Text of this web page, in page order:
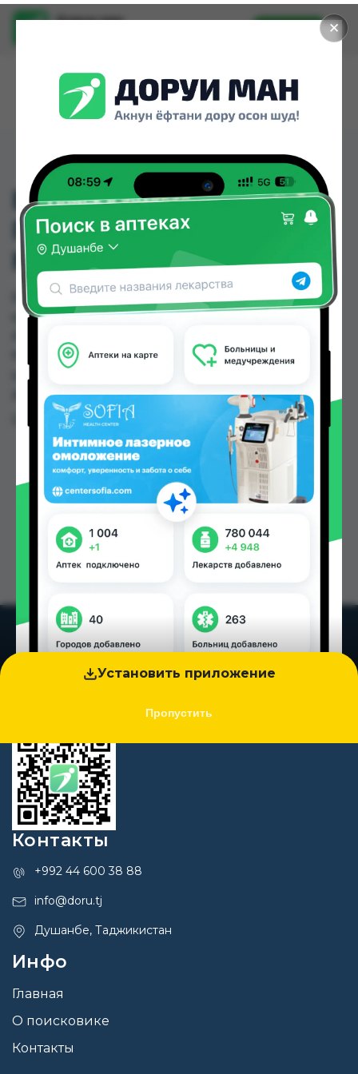
✕
Установить приложение
Пропустить
Доруи ман
Установить
БЕЛКАРНИТИН
ПИТЬЕВОЙ 1Г 10МЛ
№10
БЕЛКАРНИТИН ПИТЬЕВОЙ 1Г 10МЛ №10 можно
купить или заказать в аптеках, GS Дорухона,
№1, Дорухона +7, Дорухона Аптечка-TJ №3 по
других городах Таджикистана
Цена: от115.00 TJS
Контакты
+992 44 600 38 88
info@doru.tj
Душанбе, Таджикистан
Инфо
Главная
О поисковике
Контакты